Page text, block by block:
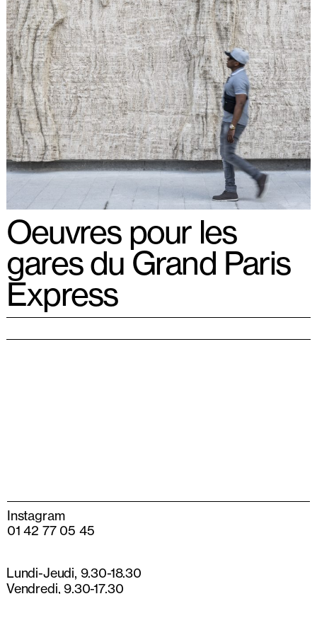
Oeuvres pour les
gares du Grand Paris
Express
Instagram
01 42 77 05 45
Lundi-Jeudi, 9.30-18.30
Vendredi, 9.30-17.30